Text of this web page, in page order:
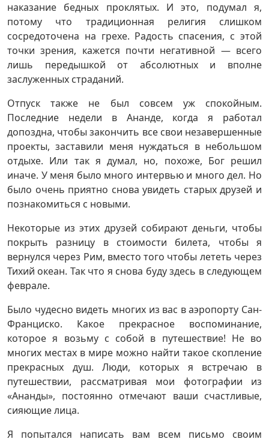
наказание бедных проклятых. И это, подумал я,
потому что традиционная религия слишком
сосредоточена на грехе. Радость спасения, с этой
точки зрения, кажется почти негативной — всего
лишь передышкой от абсолютных и вполне
заслуженных страданий.
Отпуск также не был совсем уж спокойным.
Последние недели в Ананде, когда я работал
допоздна, чтобы закончить все свои незавершенные
проекты, заставили меня нуждаться в небольшом
отдыхе. Или так я думал, но, похоже, Бог решил
иначе. У меня было много интервью и много дел. Но
было очень приятно снова увидеть старых друзей и
познакомиться с новыми.
Некоторые из этих друзей собирают деньги, чтобы
покрыть разницу в стоимости билета, чтобы я
вернулся через Рим, вместо того чтобы лететь через
Тихий океан. Так что я снова буду здесь в следующем
феврале.
Было чудесно видеть многих из вас в аэропорту Сан-
Франциско. Какое прекрасное воспоминание,
которое я возьму с собой в путешествие! Не во
многих местах в мире можно найти такое скопление
прекрасных душ. Люди, которых я встречаю в
путешествии, рассматривая мои фотографии из
«Ананды», постоянно отмечают ваши счастливые,
сияющие лица.
Я попытался написать вам всем письмо своим